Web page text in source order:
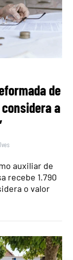
de
a
auxiliar de
recebe 1.790
o valor